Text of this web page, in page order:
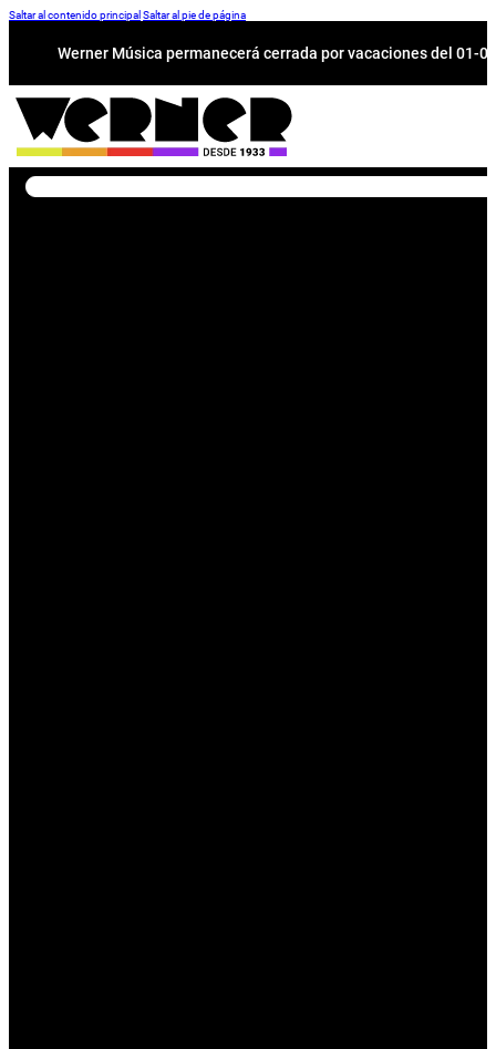
Saltar al contenido principal Saltar al pie de página
Werner Música permanecerá cerrada por vacaciones del 01-
Buscar